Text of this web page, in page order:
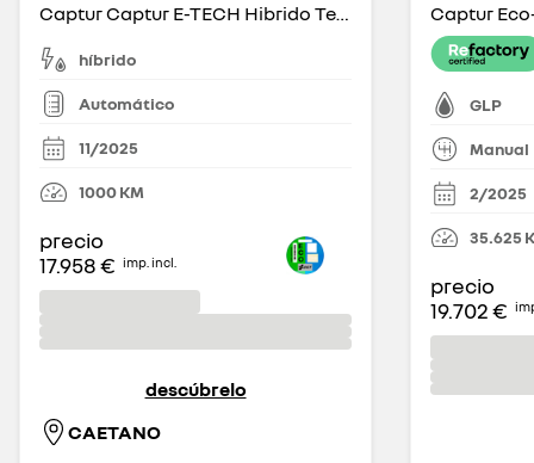
Captur Captur E-TECH Hibrido Techno 105kW
híbrido
Automático
11/2025
1000KM
precio
17.958 € imp. incl.
descúbrelo
CAETANO
Captur
GLP
Manual
2/2025
35.625
precio
19.702 €